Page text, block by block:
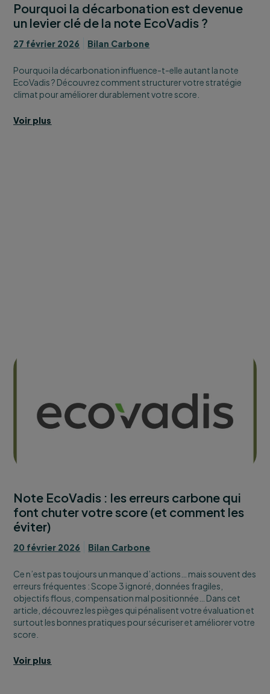
Pourquoi la décarbonation est devenue
un levier clé de la note EcoVadis ?
27 février 2026 Bilan Carbone
Pourquoi la décarbonation influence-t-elle autant la note
EcoVadis ? Découvrez comment structurer votre stratégie
climat pour améliorer durablement votre score.
Voir plus
Note EcoVadis : les erreurs carbone qui
font chuter votre score (et comment les
éviter)
20 février 2026 Bilan Carbone
Ce n’est pas toujours un manque d’actions… mais souvent des
erreurs fréquentes : Scope 3 ignoré, données fragiles,
objectifs flous, compensation mal positionnée… Dans cet
article, découvrez les pièges qui pénalisent votre évaluation et
surtout les bonnes pratiques pour sécuriser et améliorer votre
score.
Voir plus